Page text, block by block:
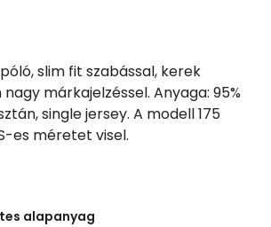
póló, slim fit szabással, kerek
márkajelzéssel. Anyaga: 95%
single jersey. A modell 175
es méretet visel.
alapanyag